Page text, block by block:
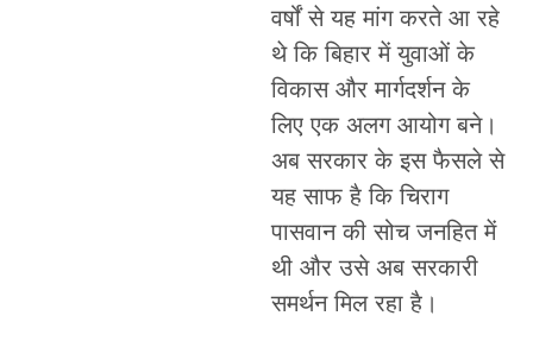
वर्षों से यह मांग करते आ रहे
थे कि बिहार में युवाओं के
विकास और मार्गदर्शन के
लिए एक अलग आयोग बने।
अब सरकार के इस फैसले से
यह साफ है कि चिराग
पासवान की सोच जनहित में
थी और उसे अब सरकारी
समर्थन मिल रहा है।